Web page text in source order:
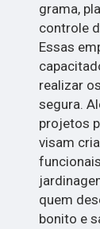
grama,
controle
Essas
realizar
segura.
projetos
visam
quem
bonito e